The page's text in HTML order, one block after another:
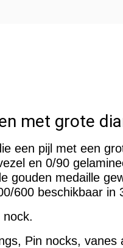
met grote
een pijl met een
en 0/90
medaille
600 beschikbaar in
Pin nocks, vanes